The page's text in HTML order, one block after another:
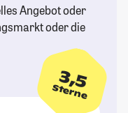
Angebot oder
oder die
3,5
Sterne